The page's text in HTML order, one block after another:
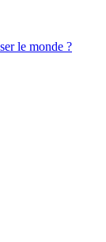
le monde ?